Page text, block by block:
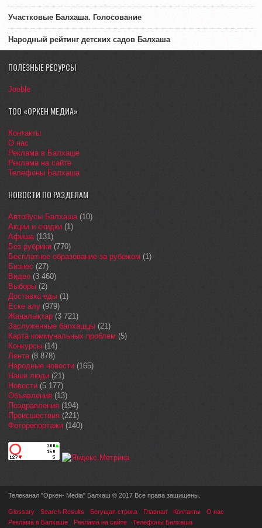
Участковые Балхаша. Голосование
Народный рейтинг детских садов Балхаша
ПОЛЕЗНЫЕ РЕСУРСЫ
Jooble
ТОО «ОРКЕН МЕДИА»
Контакты
О нас
Реклама в Балхаше
Реклама на сайте
Телефоны Балхаша
НОВОСТИ ПО РАЗДЕЛАМ
Автобусы Балхаша (10)
Акции и скидки (1)
Афиша (131)
Без рубрики (770)
Бесплатное образование за рубежом (1)
Бизнес (27)
Видео (3 460)
Выборы (2)
Доставка еды (1)
Еске алу (979)
Жаңалықтар (3 721)
Заслуженные балхашцы (21)
Карта коммунальных проблем (5)
Конкурсы (14)
Лента (8 878)
Народные новости (165)
Наши люди (21)
Новости (5 177)
Объявления (13)
Поздравления (194)
Происшествия (221)
Фоторепортажи (140)
Телеканал "Оркен- Media" Балхаш © 2017 Все права защищены.
Glossary Search Results Бегущая строка Главная Контакты
О нас
Реклама в Балхаше
Реклама на сайте Телефоны Балхаша